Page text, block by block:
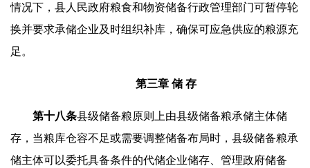
情况下，县人民政府粮食和物资储备行政管理部门可暂停轮
换并要求承储企业及时组织补库，确保可应急供应的粮源充
足。
第三章 储 存
第十八条县级储备粮原则上由县级储备粮承储主体储
存，当粮库仓容不足或需要调整储备布局时，县级储备粮承
储主体可以委托具备条件的代储企业储存、管理政府储备